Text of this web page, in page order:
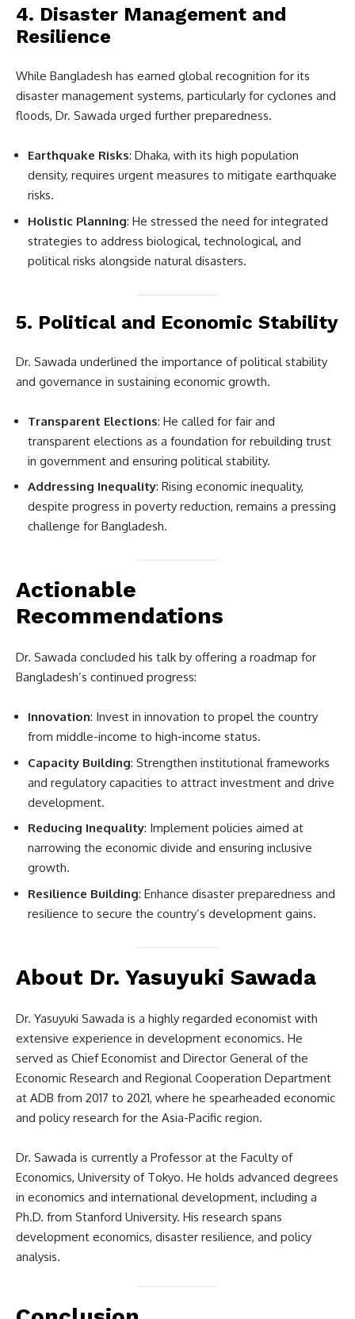
4. Disaster Management and
Resilience
While Bangladesh has earned global recognition for its
disaster management systems, particularly for cyclones and
floods, Dr. Sawada urged further preparedness.
Earthquake Risks: Dhaka, with its high population
density, requires urgent measures to mitigate earthquake
risks.
Holistic Planning: He stressed the need for integrated
strategies to address biological, technological, and
political risks alongside natural disasters.
5. Political and Economic Stability
Dr. Sawada underlined the importance of political stability
and governance in sustaining economic growth.
Transparent Elections: He called for fair and
transparent elections as a foundation for rebuilding trust
in government and ensuring political stability.
Addressing Inequality: Rising economic inequality,
despite progress in poverty reduction, remains a pressing
challenge for Bangladesh.
Actionable
Recommendations
Dr. Sawada concluded his talk by offering a roadmap for
Bangladesh’s continued progress:
Innovation: Invest in innovation to propel the country
from middle-income to high-income status.
Capacity Building: Strengthen institutional frameworks
and regulatory capacities to attract investment and drive
development.
Reducing Inequality: Implement policies aimed at
narrowing the economic divide and ensuring inclusive
growth.
Resilience Building: Enhance disaster preparedness and
resilience to secure the country’s development gains.
About Dr. Yasuyuki Sawada
Dr. Yasuyuki Sawada is a highly regarded economist with
extensive experience in development economics. He
served as Chief Economist and Director General of the
Economic Research and Regional Cooperation Department
at ADB from 2017 to 2021, where he spearheaded economic
and policy research for the Asia-Pacific region.
Dr. Sawada is currently a Professor at the Faculty of
Economics, University of Tokyo. He holds advanced degrees
in economics and international development, including a
Ph.D. from Stanford University. His research spans
development economics, disaster resilience, and policy
analysis.